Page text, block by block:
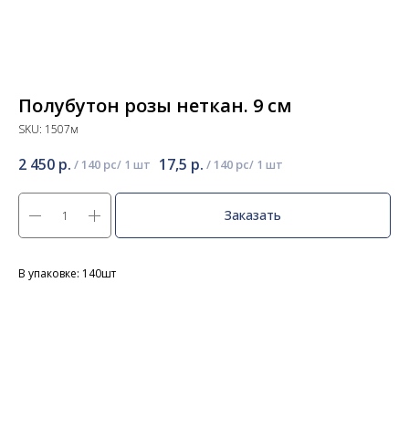
Полубутон розы неткан. 9 см
SKU: 1507м
2 450 р. / 140 pc 17,5 р. / 140 pc
Заказать
В упаковке: 140шт